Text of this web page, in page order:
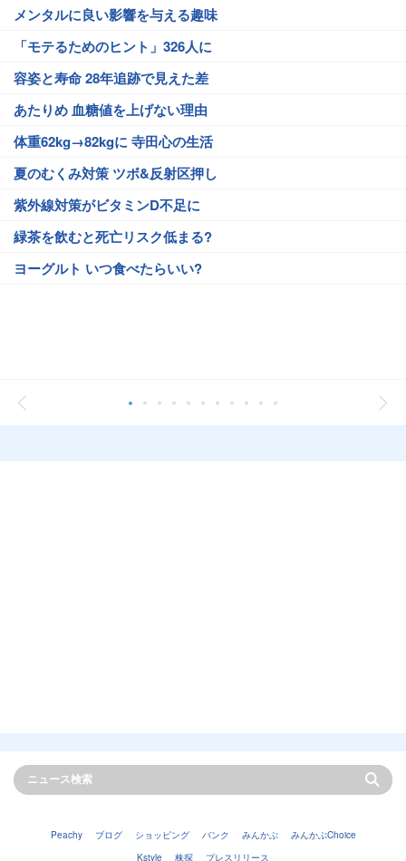
メンタルに良い影響を与える趣味
「モテるためのヒント」326人に
容姿と寿命 28年追跡で見えた差
あたりめ 血糖値を上げない理由
体重62kg→82kgに 寺田心の生活
夏のむくみ対策 ツボ&反射区押し
紫外線対策がビタミンD不足に
緑茶を飲むと死亡リスク低まる?
ヨーグルト いつ食べたらいい?
Peachy ブログ ショッピング バンク みんかぶ
みんかぶChoice
Kstyle
株探 プレスリリース